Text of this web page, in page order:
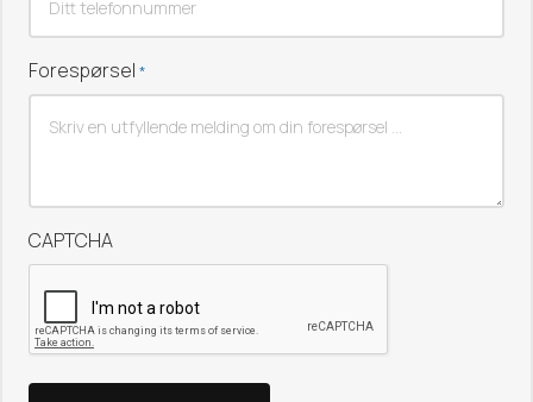
Forespørsel *
CAPTCHA